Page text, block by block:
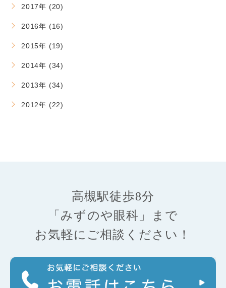
2017年 (20)
2016年 (16)
2015年 (19)
2014年 (34)
2013年 (34)
2012年 (22)
高槻駅徒歩8分
「みずのや眼科」まで
お気軽にご相談ください！